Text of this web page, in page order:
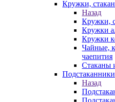
Кружки,
Назад
Кружки,
Кружки
Кружки
Чайные,
чаепития
Стаканы
Подстаканники
Назад